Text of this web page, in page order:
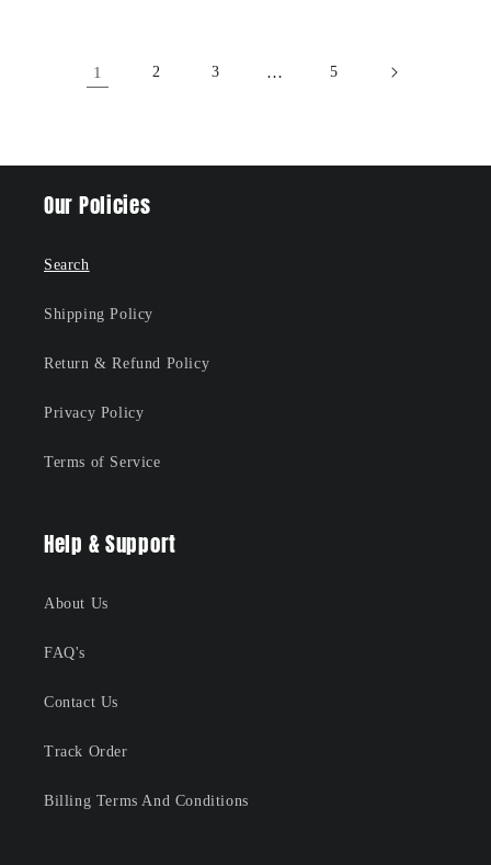
1 2 3 … 5
Our Policies
Search
Shipping Policy
Return & Refund Policy
Privacy Policy
Terms of Service
Help & Support
About Us
FAQ's
Contact Us
Track Order
Billing Terms And Conditions